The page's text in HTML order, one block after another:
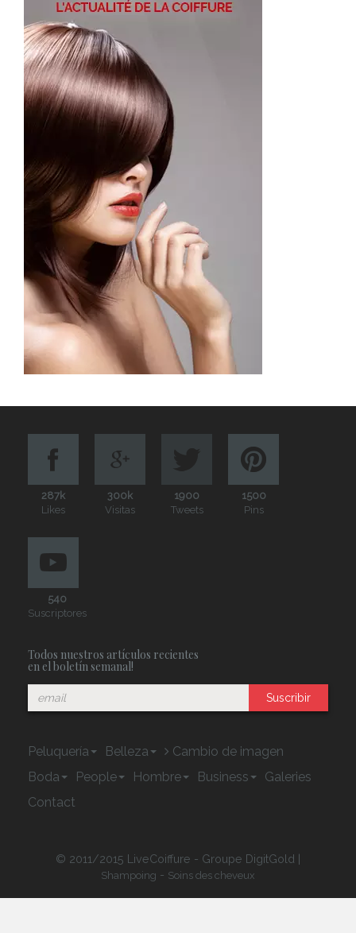
287k
Likes
300k
Visitas
1900
Tweets
1500
Pins
540
Suscriptores
Todos nuestros artículos recientes
en el boletín semanal!
Suscribir
Peluquería Belleza
Cambio de imagen
Boda
People Hombre Business
Galeries
Contact
© 2011/2015 LiveCoiffure - Groupe DigitGold |
Shampoing - Soins des cheveux